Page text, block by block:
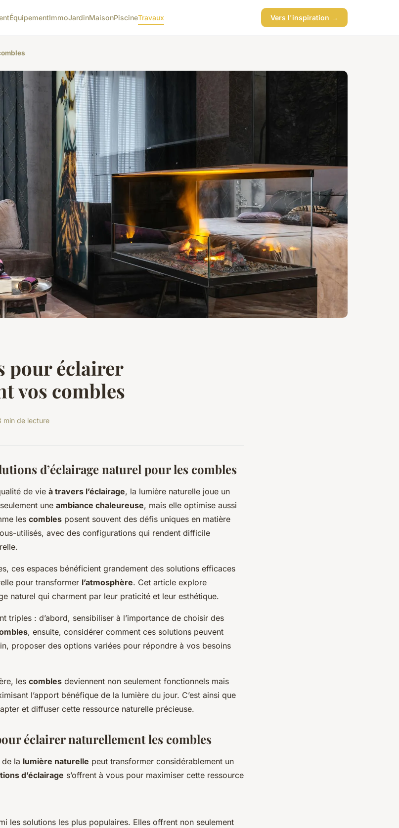
ÉquipementImmoJardinMaisonPiscineTravaux Vers l'inspiration →
pour éclairer
vos combles
min de lecture
d’éclairage naturel pour les combles
de vie à travers l’éclairage, la lumière naturelle joue un
une ambiance chaleureuse, mais elle optimise aussi
les combles posent souvent des défis uniques en matière
utilisés, avec des configurations qui rendent difficile
ces espaces bénéficient grandement des solutions efficaces
pour transformer l’atmosphère. Cet article explore
naturel qui charment par leur praticité et leur esthétique.
triples : d’abord, sensibiliser à l’importance de choisir des
, ensuite, considérer comment ces solutions peuvent
proposer des options variées pour répondre à vos besoins
les combles deviennent non seulement fonctionnels mais
l’apport bénéfique de la lumière du jour. C’est ainsi que
et diffuser cette ressource naturelle précieuse.
éclairer naturellement les combles
de la lumière naturelle peut transformer considérablement un
d’éclairage s’offrent à vous pour maximiser cette ressource
les solutions les plus populaires. Elles offrent non seulement